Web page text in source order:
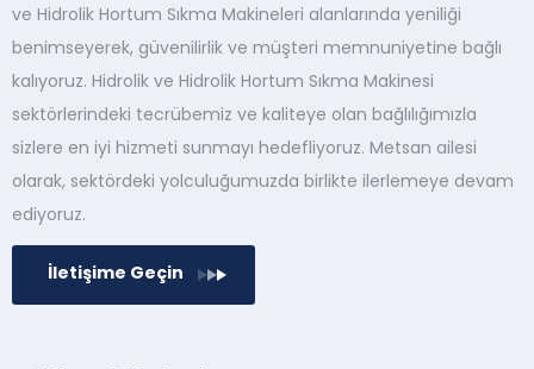
ve Hidrolik Hortum Sıkma Makineleri alanlarında yeniliği
benimseyerek, güvenilirlik ve müşteri memnuniyetine bağlı
kalıyoruz. Hidrolik ve Hidrolik Hortum Sıkma Makinesi
sektörlerindeki tecrübemiz ve kaliteye olan bağlılığımızla
sizlere en iyi hizmeti sunmayı hedefliyoruz. Metsan ailesi
olarak, sektördeki yolculuğumuzda birlikte ilerlemeye devam
ediyoruz.
İletişime Geçin